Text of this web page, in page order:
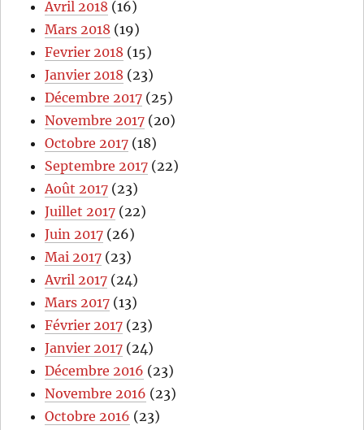
Avril 2018 (16)
Mars 2018 (19)
Fevrier 2018 (15)
Janvier 2018 (23)
Décembre 2017 (25)
Novembre 2017 (20)
Octobre 2017 (18)
Septembre 2017 (22)
Août 2017 (23)
Juillet 2017 (22)
Juin 2017 (26)
Mai 2017 (23)
Avril 2017 (24)
Mars 2017 (13)
Février 2017 (23)
Janvier 2017 (24)
Décembre 2016 (23)
Novembre 2016 (23)
Octobre 2016 (23)